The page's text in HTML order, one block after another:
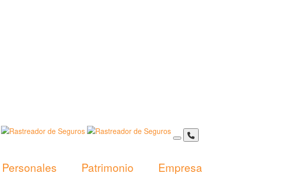
Personales Patrimonio Empresa